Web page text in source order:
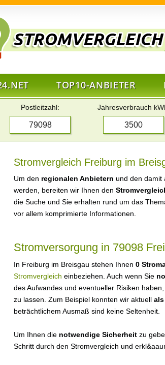
TOP10-ANBIETER
Postleitzahl: Jahresverbrauch
Stromvergleich Freiburg im
Um den regionalen Anbietern und den damit
werden, bereiten wir Ihnen den
die Suche und Sie erhalten rund um das
vor allem komprimierte Informationen.
Stromversorgung in 79098
In Freiburg im Breisgau stehen Ihnen 0
Stromvergleich einbeziehen. Auch wenn Sie
des Aufwandes und eventueller Risiken
zu lassen. Zum Beispiel konnten wir aktuell
beträchtlichem Ausmaß sind keine Seltenheit.
Um Ihnen die notwendige Sicherheit zu
Schritt durch den Stromvergleich und